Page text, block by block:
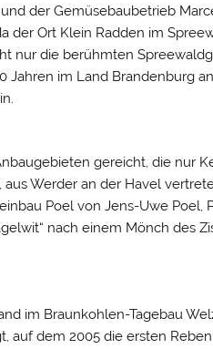
der Gemüsebaubetrieb
der Ort Klein Radden im
nur die berühmten
Jahren im Land Brandenburg
gereicht, die nur
Werder an der Havel
Poel von Jens-Uwe Poel,
nach einem Mönch des
im Braunkohlen-Tagebau
auf dem 2005 die ersten